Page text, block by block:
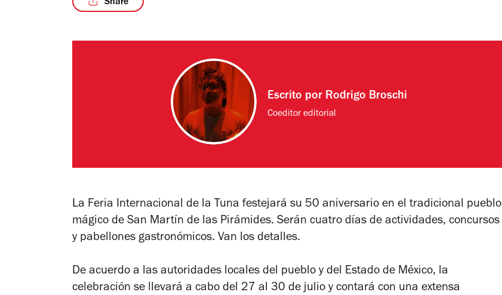
Share
Escrito por Rodrigo Broschi
Coeditor editorial
La Feria Internacional de la Tuna festejará su 50 aniversario en el tradicional pueblo
mágico de San Martín de las Pirámides. Serán cuatro días de actividades, concursos
y pabellones gastronómicos. Van los detalles.
De acuerdo a las autoridades locales del pueblo y del Estado de México, la
celebración se llevará a cabo del 27 al 30 de julio y contará con una extensa